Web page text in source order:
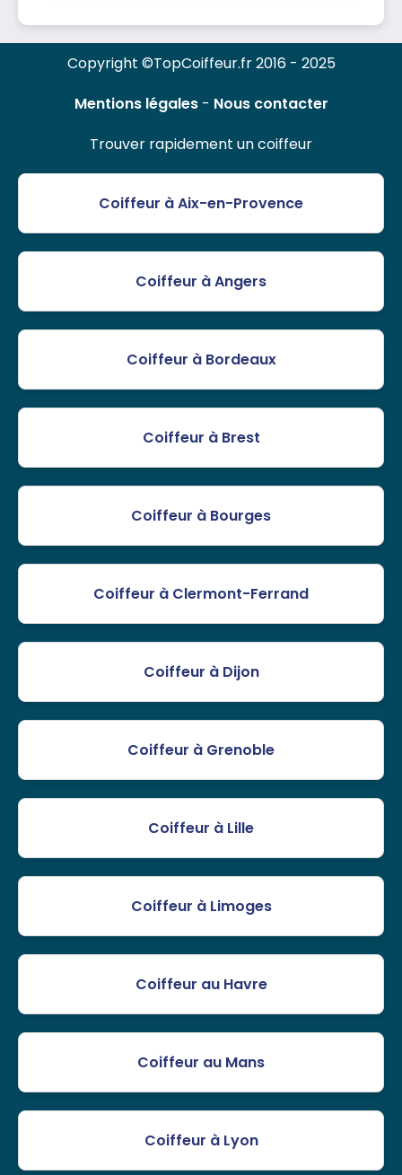
Copyright ©TopCoiffeur.fr 2016 - 2025
Mentions légales- Nous contacter
Trouver rapidement un coiffeur
Coiffeur à Aix-en-Provence
Coiffeur à Angers
Coiffeur à Bordeaux
Coiffeur à Brest
Coiffeur à Bourges
Coiffeur à Clermont-Ferrand
Coiffeur à Dijon
Coiffeur à Grenoble
Coiffeur à Lille
Coiffeur à Limoges
Coiffeur au Havre
Coiffeur au Mans
Coiffeur à Lyon